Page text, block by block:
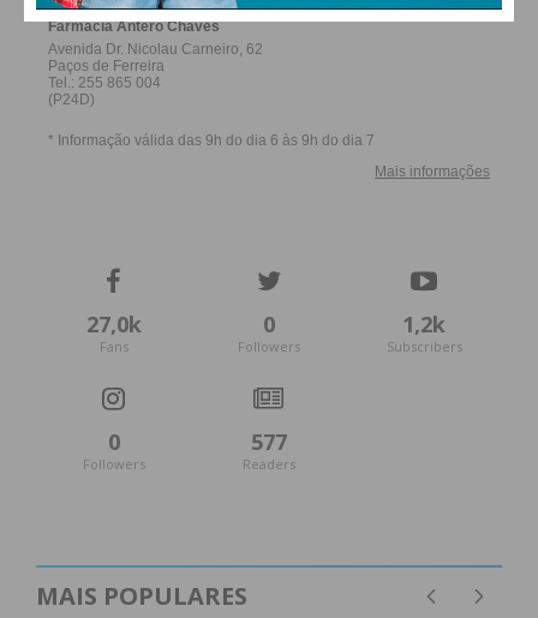
27,0k
Fans
0
Followers
1,2k
Subscribers
0
Followers
577
Readers
MAIS POPULARES